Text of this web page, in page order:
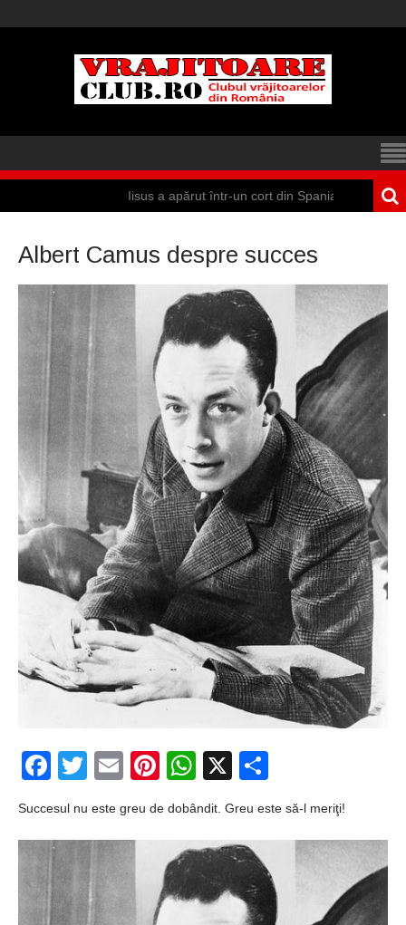
Iisus a apărut într-un cort din Spania
Albert Camus despre succes
Facebook
Twitter
EmailPinterest
WhatsApp
X
Succesul nu este greu de dobândit. Greu este să-l meriţi!